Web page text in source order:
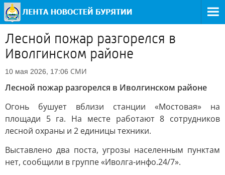
Лесной пожар разгорелся в
Иволгинском районе
10 мая 2026, 17:06 СМИ
Лесной пожар разгорелся в Иволгинском районе
Огонь бушует вблизи станции «Мостовая» на
площади 5 га. На месте работают 8 сотрудников
лесной охраны и 2 единицы техники.
Выставлено два поста, угрозы населенным пунктам
нет, сообщили в группе «Иволга-инфо.24/7».